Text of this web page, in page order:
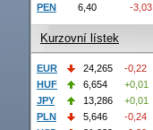
PEN
6,40 -3,03
Kurzovní lístek
EUR 24,265
-0,22
HUF
6,654
+0,01
JPY
13,286
+0,01
PLN
5,646
-0,24